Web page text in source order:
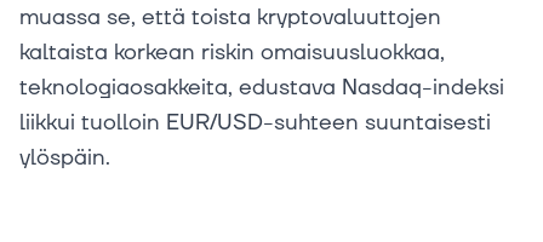
muassa se, että toista kryptovaluuttojen
kaltaista korkean riskin omaisuusluokkaa,
teknologiaosakkeita, edustava Nasdaq-indeksi
liikkui tuolloin EUR/USD-suhteen suuntaisesti
ylöspäin.